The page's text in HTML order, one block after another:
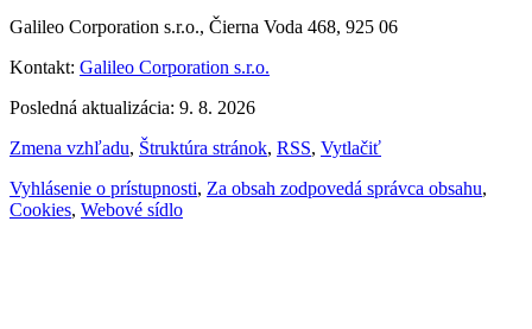
Galileo Corporation s.r.o., Čierna Voda 468, 925 06
Kontakt: Galileo Corporation s.r.o.
Posledná aktualizácia: 9. 8. 2026
Zmena vzhľadu, Štruktúra stránok, RSS, Vytlačiť
Vyhlásenie o prístupnosti, Za obsah zodpovedá správca obsahu,
Cookies, Webové sídlo